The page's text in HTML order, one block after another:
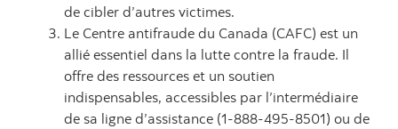
de cibler d’autres victimes.
Le Centre antifraude du Canada (CAFC) est un
allié essentiel dans la lutte contre la fraude. Il
offre des ressources et un soutien
indispensables, accessibles par l’intermédiaire
de sa ligne d’assistance (1-888-495-8501) ou de